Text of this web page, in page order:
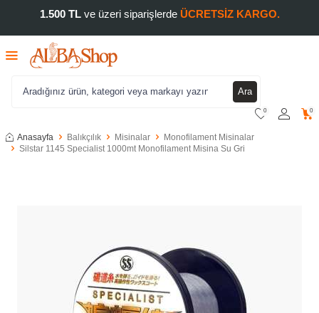
1.500 TLve üzeri siparişlerde ÜCRETSİZ KARGO.
Ara
0 0
Anasayfa Balıkçılık Misinalar
Monofilament Misinalar
Silstar 1145 Specialist 1000mt Monofilament Misina Su Gri